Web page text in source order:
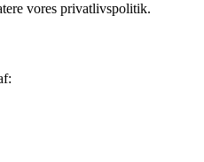
vores privatlivspolitik.